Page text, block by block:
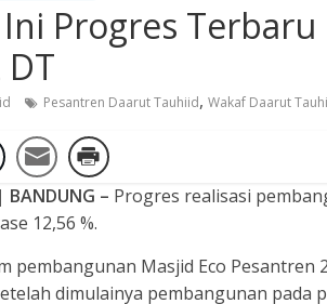
Progres Terbaru
Pesantren Daarut Tauhiid, Wakaf Daarut
| BANDUNG – Progres realisasi
12,56 %.
pembangunan Masjid Eco Pesantren
dimulainya pembangunan pada